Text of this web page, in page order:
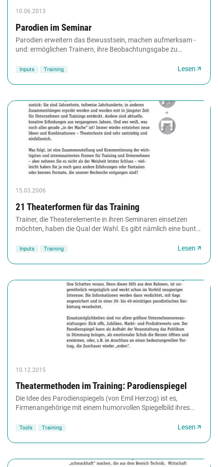
10.06.2013
Parodien im Seminar
Parodien erweitern das Bewusstsein, machen aufmerksam -
und: ermöglichen Trainern, ihre Beobachtungsgabe zu
Inputs Training Lesen
15.03.2006
21 Theaterformen für das Training
Trainer, die Theaterelemente in ihren Seminaren einsetzen
möchten, haben die Qual der Wahl. Es gibt nämlich eine bunte
Inputs Training Lesen
10.12.2015
Theatermethoden im Training: Parodienspiegel
Die Idee des Parodienspiegels (von Emil Herzog) ist es,
Firmenangehörige mit einem humorvollen Spiegelbild ihres
Tools Training Lesen